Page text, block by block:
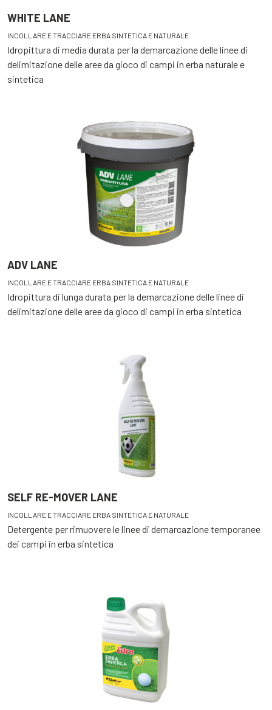
WHITE LANE
INCOLLARE E TRACCIARE ERBA SINTETICA E NATURALE
Idropittura di media durata per la demarcazione delle linee di
delimitazione delle aree da gioco di campi in erba naturale e
sintetica
ADV LANE
INCOLLARE E TRACCIARE ERBA SINTETICA E NATURALE
Idropittura di lunga durata per la demarcazione delle linee di
delimitazione delle aree da gioco di campi in erba sintetica
SELF RE-MOVER LANE
INCOLLARE E TRACCIARE ERBA SINTETICA E NATURALE
Detergente per rimuovere le linee di demarcazione temporanee
dei campi in erba sintetica